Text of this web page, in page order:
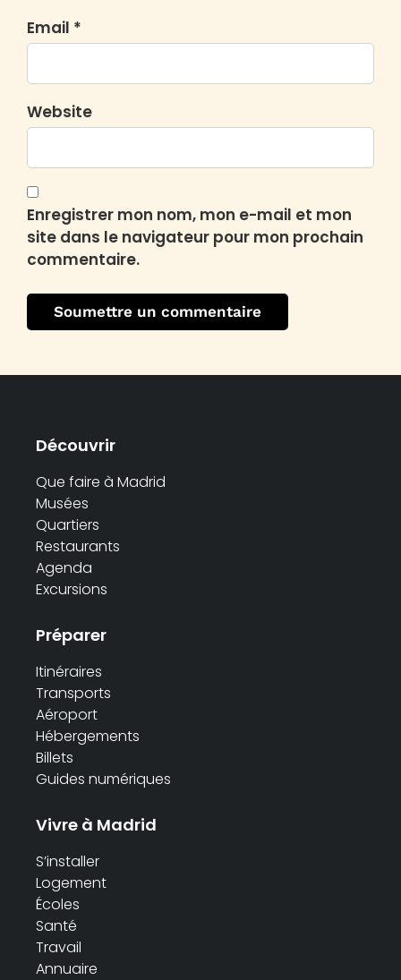
Email *
Website
Enregistrer mon nom, mon e-mail et mon
site dans le navigateur pour mon prochain
commentaire.
Découvrir
Que faire à Madrid
Musées
Quartiers
Restaurants
Agenda
Excursions
Préparer
Itinéraires
Transports
Aéroport
Hébergements
Billets
Guides numériques
Vivre à Madrid
S’installer
Logement
Écoles
Santé
Travail
Annuaire